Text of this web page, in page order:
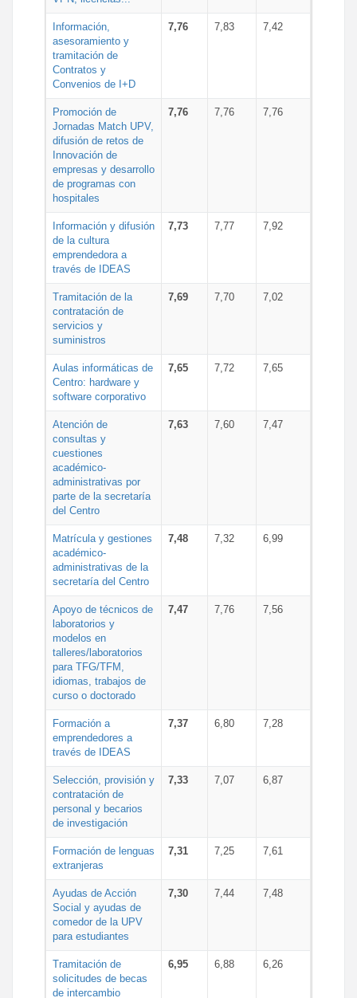
Información,
asesoramiento y
tramitación de
Contratos y
Convenios de I+D
7,76 7,83 7,42
Promoción de
Jornadas Match UPV,
difusión de retos de
Innovación de
empresas y desarrollo
de programas con
hospitales
7,76 7,76 7,76
Información y difusión
de la cultura
emprendedora a
través de IDEAS
7,73 7,77 7,92
Tramitación de la
contratación de
servicios y
suministros
7,69 7,70 7,02
Aulas informáticas de
Centro: hardware y
software corporativo
7,65 7,72 7,65
Atención de
consultas y
cuestiones
académico-
administrativas por
parte de la secretaría
del Centro
7,63 7,60 7,47
Matrícula y gestiones
académico-
administrativas de la
secretaría del Centro
7,48 7,32 6,99
Apoyo de técnicos de
laboratorios y
modelos en
talleres/laboratorios
para TFG/TFM,
idiomas, trabajos de
curso o doctorado
7,47 7,76 7,56
Formación a
emprendedores a
través de IDEAS
7,37 6,80 7,28
Selección, provisión y
contratación de
personal y becarios
de investigación
7,33 7,07 6,87
Formación de lenguas
extranjeras
7,31 7,25 7,61
Ayudas de Acción
Social y ayudas de
comedor de la UPV
para estudiantes
7,30 7,44 7,48
Tramitación de
solicitudes de becas
de intercambio
6,95 6,88 6,26